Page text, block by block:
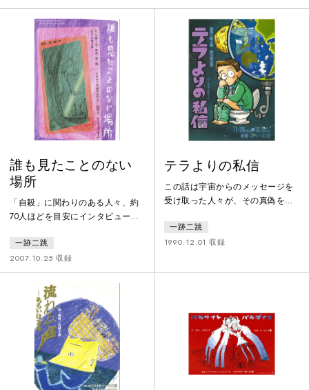
誰も見たことのない
場所
「自殺」に関わりのある人々、約
70人ほどを目安にインタビュー取
戯曲を構成するドキュメンタリ
ー・シアター。その日本初のオリ
ジナル作品。インタビューを行っ
た人々は、親しい人を自殺でなく
した経験を持つ「遺された者」、
自ら自殺未遂経験を持つ「サバイ
バー」、自殺対策に取り組むＮＰ
Ｏや自治体の担当者など「立ち上
がる者」など多岐にわたる。 自
殺にまつわる人々の話を単に並べ
て「自殺」
一跡二跳
2007.10.25 収録
テラよりの私信
この話は宇宙からのメッセージを
受け取った人々が、その真偽を巡
ある。宇宙開発が進む少し未来の
ある日、双子の寺尾兄弟（一人二
めているが、そこで思わぬ陰謀が
機構を脱出して外部に情報を伝え
ようとするが行く手を阻まれてし
まい･･･。登場人物に実在の人名・
団体が登場するがこの舞台はすべ
一跡二跳
1990.12.01 収録